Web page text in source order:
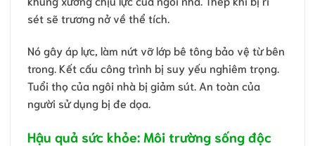
sét sẽ trương nở về thể tích.
Nó gây áp lực, làm nứt vỡ lớp bê tông bảo vệ từ bên
trong. Kết cấu công trình bị suy yếu nghiêm trọng.
Tuổi thọ của ngôi nhà bị giảm sút. An toàn của
người sử dụng bị đe dọa.
Hậu quả sức khỏe: Môi trường sống độc